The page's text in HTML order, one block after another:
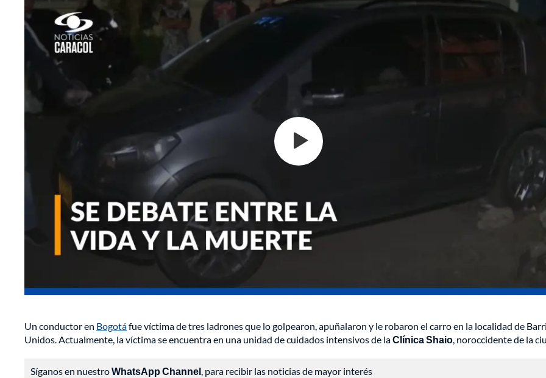
Un conductor en Bogotáfue víctima de tres ladrones que lo golpearon, apuñalaron y le robaron el carro en la localidad de
Unidos. Actualmente, la víctima se encuentra en una unidad de cuidados intensivos de laClínica Shaio, noroccidente de la
Síganos en nuestroWhatsApp Channel, para recibir las noticias de mayor interés